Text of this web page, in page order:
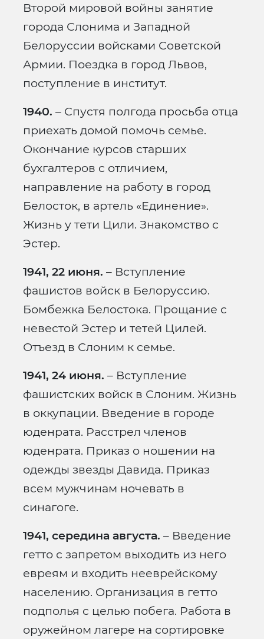
Второй мировой войны занятие
города Слонима и Западной
Белоруссии войсками Советской
Армии. Поездка в город Львов,
поступление в институт.
1940. – Спустя полгода просьба отца
приехать домой помочь семье.
Окончание курсов старших
бухгалтеров с отличием,
направление на работу в город
Белосток, в артель «Единение».
Жизнь у тети Цили. Знакомство с
Эстер.
1941, 22 июня. – Вступление
фашистов войск в Белоруссию.
Бомбежка Белостока. Прощание с
невестой Эстер и тетей Цилей.
Отъезд в Слоним к семье.
1941, 24 июня. – Вступление
фашистских войск в Слоним. Жизнь
в оккупации. Введение в городе
юденрата. Расстрел членов
юденрата. Приказ о ношении на
одежды звезды Давида. Приказ
всем мужчинам ночевать в
синагоге.
1941, середина августа. – Введение
гетто с запретом выходить из него
евреям и входить нееврейскому
населению. Организация в гетто
подполья с целью побега. Работа в
оружейном лагере на сортировке